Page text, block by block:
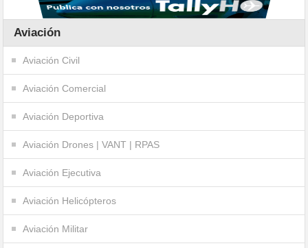
Aviación
Aviación Civil
Aviación Comercial
Aviación Deportiva
Aviación Drones | VANT | RPAS
Aviación Ejecutiva
Aviación Helicópteros
Aviación Militar